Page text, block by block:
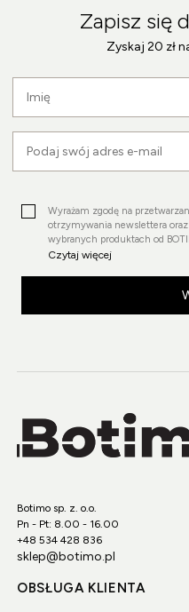
Zapisz się
Zyskaj 20 zł
Wyrażam zgodę na
otrzymywania newslettera
wybranych produktach od
Czytaj więcej
Botimo sp. z. o.o.
Pn - Pt: 8.00 - 16.00
+48 534 428 836
sklep@botimo.pl
OBSŁUGA KLIENTA